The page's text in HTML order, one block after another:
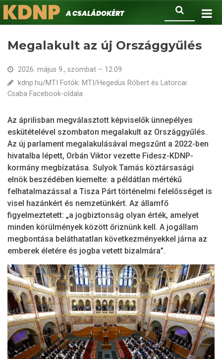
Ugrás
a
Keresés
KDNPA családokért.
Megalakult az új Országgyűlés
2026. május 9., szombat – 12:09
kdnp.hu/MTI Fotók: MTI/Hegedüs Róbert és Latorcai
Csaba Facebook-oldala
Az áprilisban megválasztott képviselők ünnepélyes
eskütételével szombaton megalakult az Országgyűlés.
Az új parlament megalakulásával megszűnt a 2022-ben
hivatalba lépett, Orbán Viktor vezette Fidesz-KDNP-
kormány megbízatása. Sulyok Tamás köztársasági
elnök beszédében kiemelte: a példátlan mértékű
felhatalmazással a Tisza Párt történelmi felelősséget is
visel hazánkért és nemzetünkért. Az államfő
figyelmeztetett: „a jogbiztonság olyan érték, amelyet
minden körülmények között őriznünk kell. A jogállam
megbontása beláthatatlan következményekkel járna az
emberek életére és jogba vetett bizalmára”.